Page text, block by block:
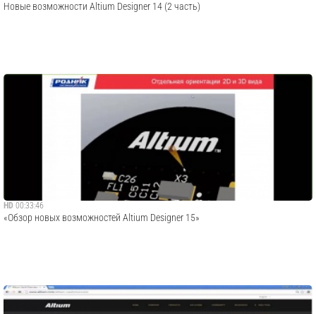
Новые возможности Altium Designer 14 (2 часть)
HD 00:33:46
«Обзор новых возможностей Altium Designer 15»